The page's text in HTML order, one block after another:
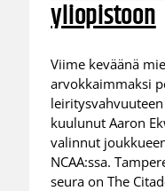
yliopistoon
Viime keväänä
arvokkaimmaksi
kuulunut Aaron
valinnut
NCAA:ssa.
seura on The